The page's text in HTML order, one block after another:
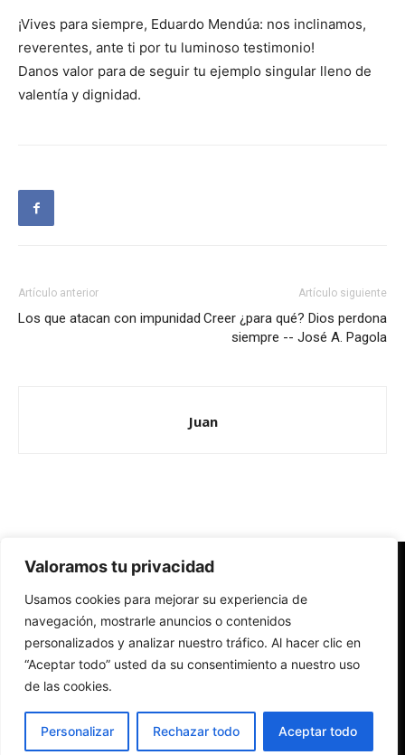
Valoramos tu privacidad
Usamos cookies para mejorar su experiencia de
navegación, mostrarle anuncios o contenidos
personalizados y analizar nuestro tráfico. Al hacer clic en
“Aceptar todo” usted da su consentimiento a nuestro uso
de las cookies.
Personalizar Rechazar todo Aceptar todo
¡Vives para siempre, Eduardo Mendúa: nos inclinamos,
reverentes, ante ti por tu luminoso testimonio!
Danos valor para de seguir tu ejemplo singular lleno de
valentía y dignidad.
Artículo anterior
Los que atacan con impunidad
Artículo siguiente
Creer ¿para qué? Dios perdona
siempre -- José A. Pagola
Juan
Redes Cristianas
Una mirada alternativa sobre la Iglesia católica y la sociedad
- Colectivos de Redes Cristianas